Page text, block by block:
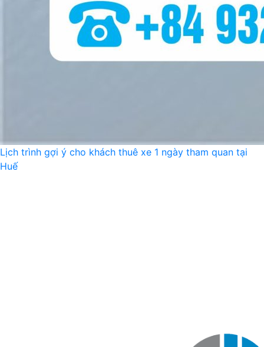
Lịch trình gợi ý cho khách thuê xe 1 ngày tham quan tại
Huế